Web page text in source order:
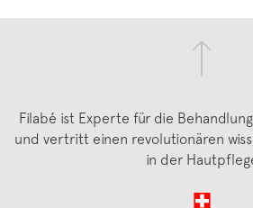
Filabé ist Experte für die
und vertritt einen revolutionären
in der